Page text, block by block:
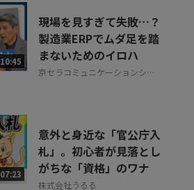
10:45
現場を見すぎて失敗…？
製造業ERPでムダ足を踏
まないためのイロハ
京セラコミュニケーションシス
07:23
意外と身近な「官公庁入
札」。初心者が見落とし
がちな「資格」のワナ
株式会社うるる